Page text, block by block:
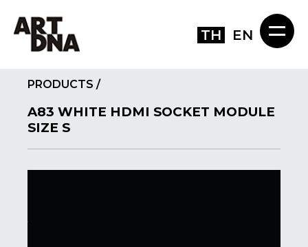
TH EN
PRODUCTS /
A83 WHITE HDMI SOCKET MODULE
SIZE S